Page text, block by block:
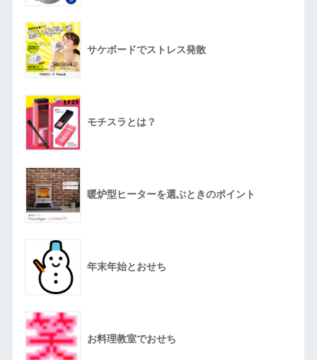
サケボードでストレス発散
モチスラとは？
暖炉型ヒーターを選ぶときのポイント
年末年始とおせち
お料理教室でおせち